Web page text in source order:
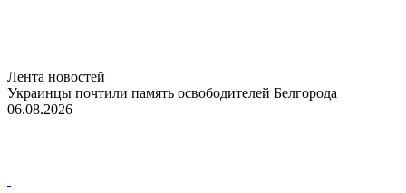
Лента новостей
Украинцы почтили память освободителей Белгорода
06.08.2026